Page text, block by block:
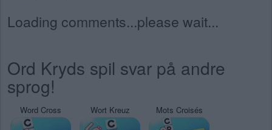
Loading comments...please wait...
Ord Kryds spil svar på andre
sprog!
Word Cross Wort Kreuz Mots Croisés